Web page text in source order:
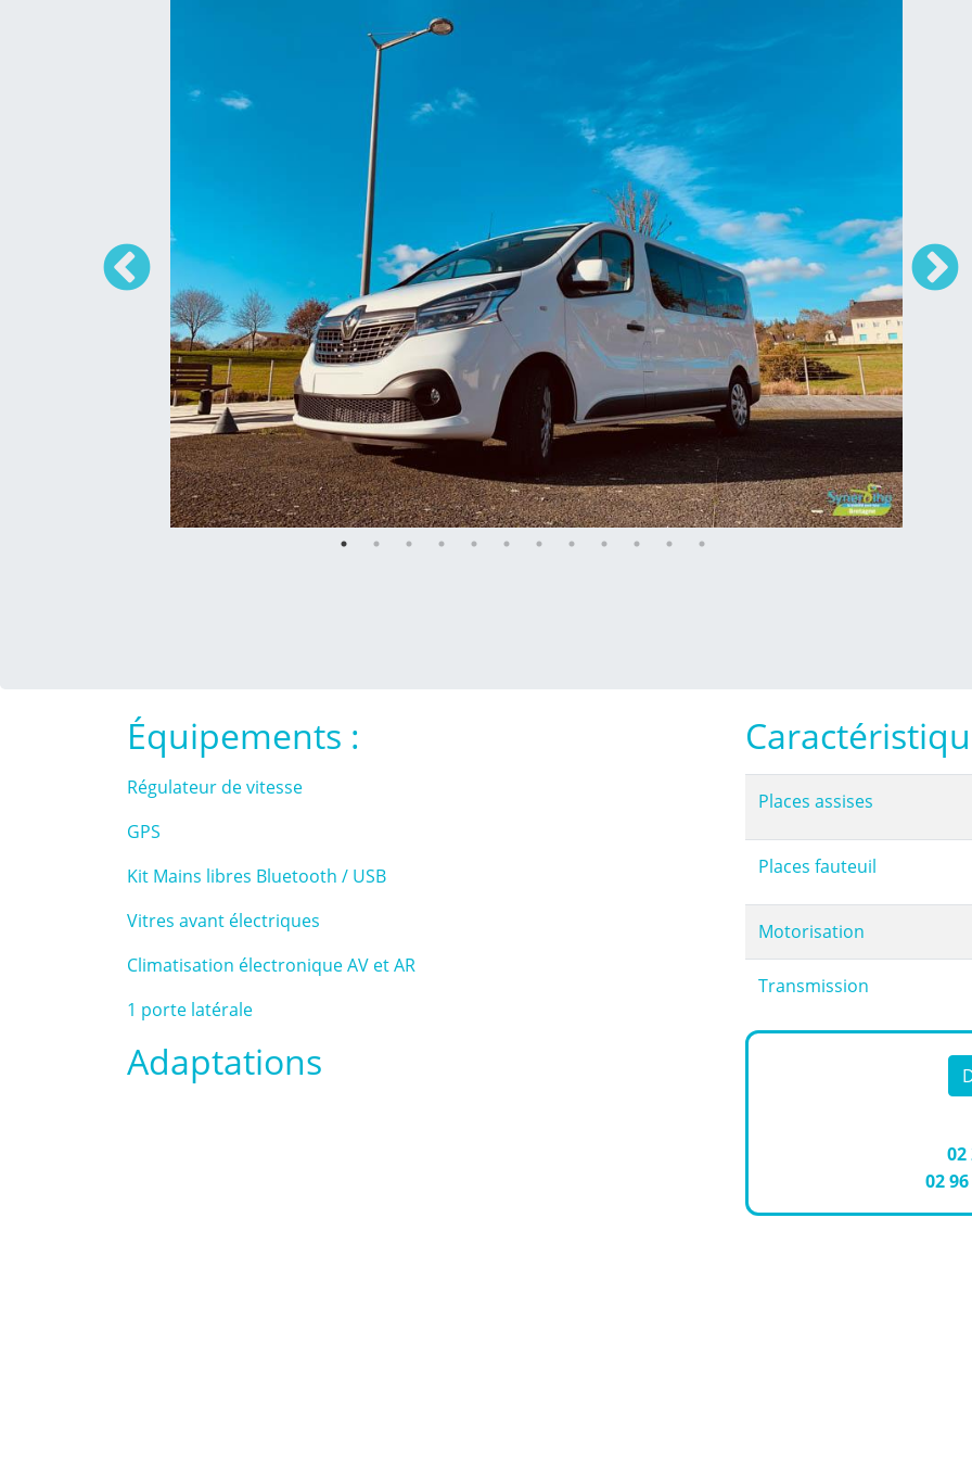
Équipements :
Régulateur de vitesse
GPS
Kit Mains libres Bluetooth / USB
Vitres avant électriques
Climatisation électronique AV et AR
1 porte latérale
Adaptations
Places assises
Places fauteuil
Motorisation
Transmission
02
02